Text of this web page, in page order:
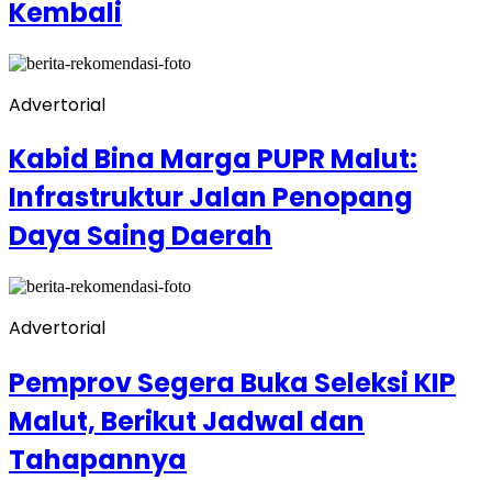
Kembali
Advertorial
Kabid Bina Marga PUPR Malut:
Infrastruktur Jalan Penopang
Daya Saing Daerah
Advertorial
Pemprov Segera Buka Seleksi KIP
Malut, Berikut Jadwal dan
Tahapannya